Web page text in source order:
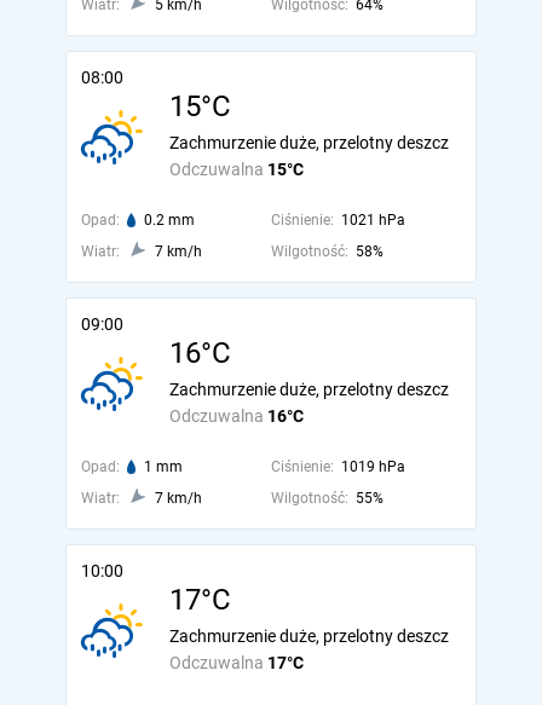
Wiatr: 5 km/h Wilgotność: 64%
08:00
15°C
Odczuwalna 15°C
Zachmurzenie duże, przelotny deszcz
Opad: 0.2 mm Ciśnienie: 1021 hPa
Wiatr:
7 km/h Wilgotność: 58%
09:00
16°C
Odczuwalna 16°C
Zachmurzenie duże, przelotny deszcz
Opad: 1 mm Ciśnienie: 1019 hPa
Wiatr:
7 km/h Wilgotność: 55%
10:00
17°C
Odczuwalna 17°C
Zachmurzenie duże, przelotny deszcz